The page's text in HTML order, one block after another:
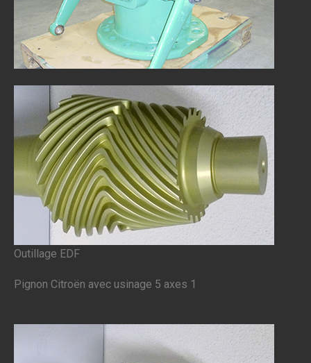
Outillage EDF
Pignon Citroën avec usinage 5 axes 1